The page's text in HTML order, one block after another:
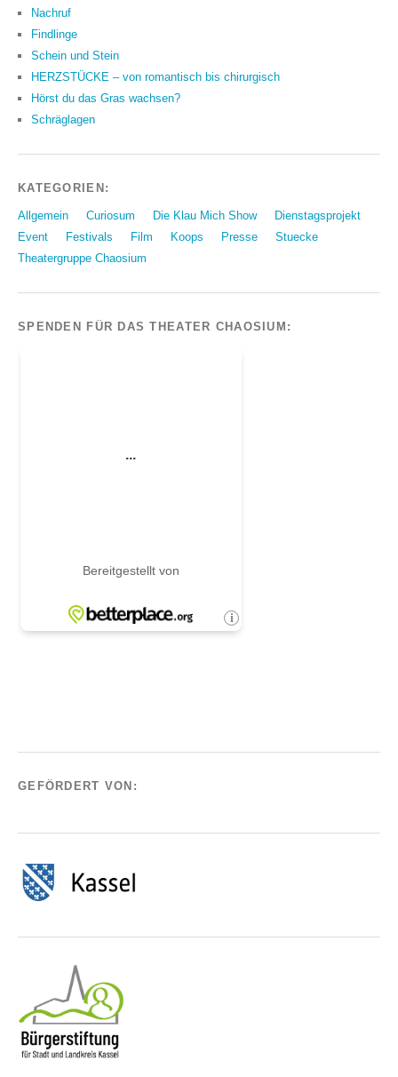
Nachruf
Findlinge
Schein und Stein
HERZSTÜCKE – von romantisch bis chirurgisch
Hörst du das Gras wachsen?
Schräglagen
KATEGORIEN:
Allgemein Curiosum Die Klau Mich Show
Dienstagsprojekt
Event
Festivals Film Koops Presse
Stuecke
Theatergruppe Chaosium
SPENDEN FÜR DAS THEATER CHAOSIUM:
GEFÖRDERT VON: